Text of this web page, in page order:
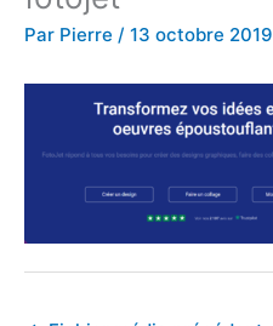
Par Pierre / 13 octobre 2019